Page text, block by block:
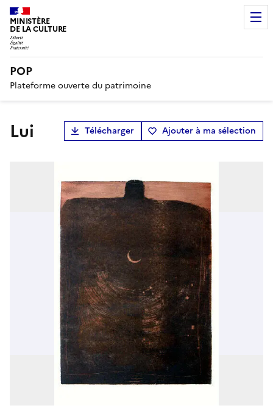
MINISTÈRE
DE LA CULTURE
POP
Plateforme ouverte du patrimoine
Lui Télécharger Ajouter à ma sélection